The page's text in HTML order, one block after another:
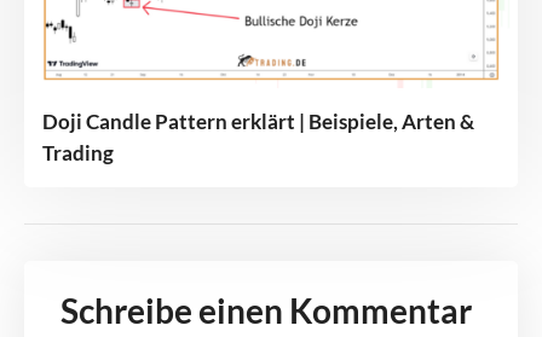
Doji Candle Pattern erklärt | Beispiele, Arten &
Trading
Schreibe einen Kommentar